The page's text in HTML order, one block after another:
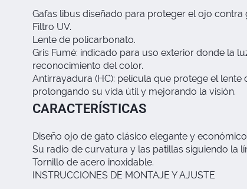
Gafas libus diseñado para proteger el ojo
Filtro UV.
Lente de policarbonato.
Gris Fumé: indicado para uso exterior donde la
reconocimiento del color.
Antirrayadura (HC): película que protege el
prolongando su vida útil y mejorando la visión.
CARACTERÍSTICAS
Diseño ojo de gato clásico elegante y
Su radio de curvatura y las patillas siguiendo la
Tornillo de acero inoxidable.
INSTRUCCIONES DE MONTAJE Y AJUSTE